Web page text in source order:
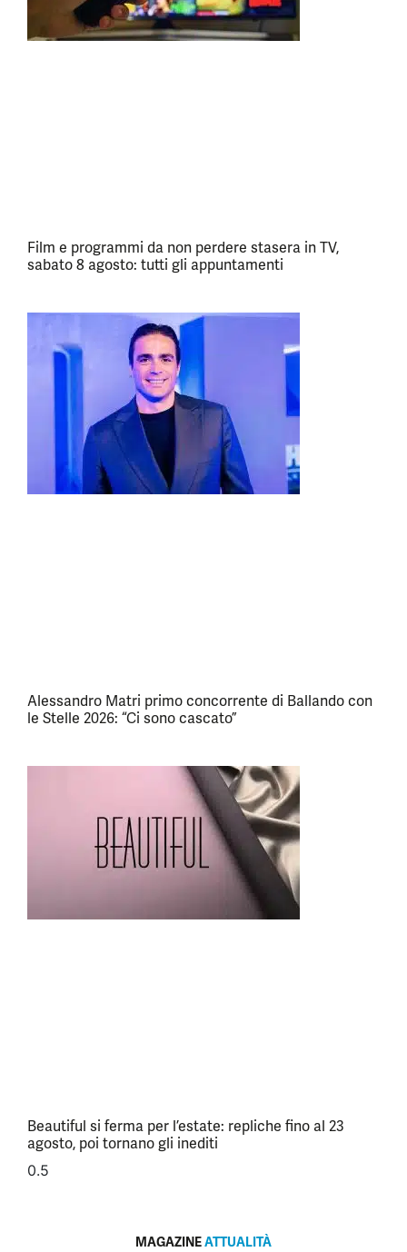
Film e programmi da non perdere stasera in TV,
sabato 8 agosto: tutti gli appuntamenti
Alessandro Matri primo concorrente di Ballando con
le Stelle 2026: “Ci sono cascato”
Beautiful si ferma per l’estate: repliche fino al 23
agosto, poi tornano gli inediti
MAGAZINEATTUALITÀ